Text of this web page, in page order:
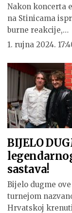
Nakon koncerta
na Stinicama
burne reakcije,…
1. rujna 2024.
BIJELO
sastava!
Bijelo dugme
turnejom
Hrvatskoj